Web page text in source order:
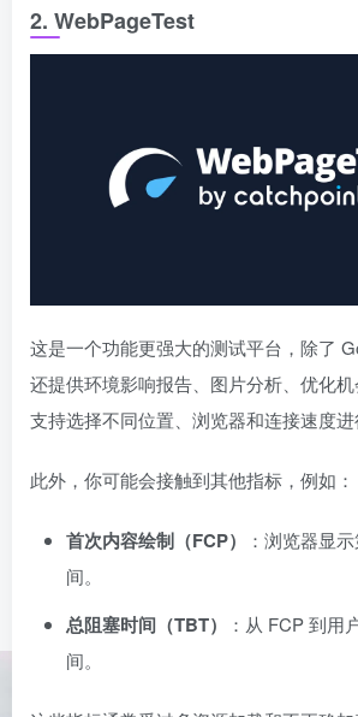
2. WebPageTest
这是一个功能更强大的测试平台，除了
还提供环境影响报告、图片分析、优化
支持选择不同位置、浏览器和连接速度进
此外，你可能会接触到其他指标，例如：
首次内容绘制（FCP）
：浏览器显
间。
总阻塞时间（TBT）
：从 FCP 到用
间。